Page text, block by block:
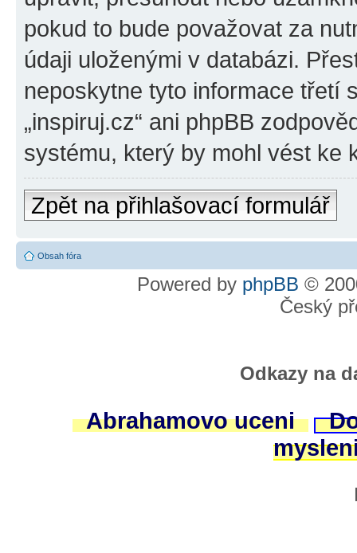
pokud to bude považovat za
údaji uloženými v databázi.
neposkytne tyto informace třetí
„inspiruj.cz“ ani phpBB
systému, který by mohl vést ke
Zpět na přihlašovací formulář
Obsah fóra
Powered by phpBB ©
Český
Odkazy na
Abrahamovo uceni